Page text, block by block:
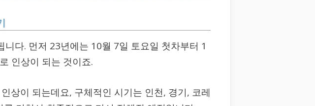
다. 먼저 23년에는 10월 7일 토요일 첫차부터 1
인상이 되는 것이죠.
상이 되는데요, 구체적인 시기는 인천, 경기, 코레